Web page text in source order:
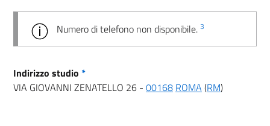
Numero di telefono non disponibile. 3
Indirizzo studio *
VIA GIOVANNI ZENATELLO 26 - 00168 ROMA (RM)